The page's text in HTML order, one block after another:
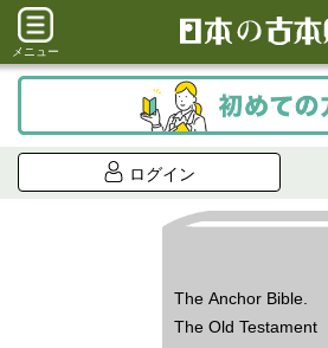
メニュー
ログイン
The Anchor Bible.
The Old Testament